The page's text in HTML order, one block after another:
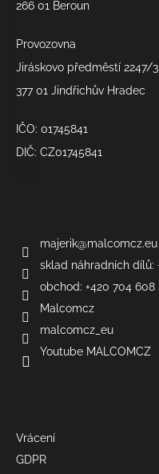
266 01 Beroun
Provozovna
Jiráskovo předměstí 2247/3
377 01 Jindřichův Hradec
IČO: 01745841
DIČ: CZ01745841
majerik@malcomcz.eu
sklad náhradních dílů:
obchod: +420 704 608
Malcomcz
malcomcz_eu
Youtube MALCOMCZ
Vrácení
GDPR